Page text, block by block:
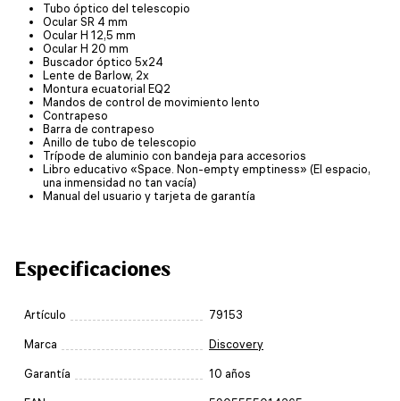
Tubo óptico del telescopio
Ocular SR 4 mm
Ocular H 12,5 mm
Ocular H 20 mm
Buscador óptico 5x24
Lente de Barlow, 2x
Montura ecuatorial EQ2
Mandos de control de movimiento lento
Contrapeso
Barra de contrapeso
Anillo de tubo de telescopio
Trípode de aluminio con bandeja para accesorios
Libro educativo «Space. Non-empty emptiness» (El espacio,
una inmensidad no tan vacía)
Manual del usuario y tarjeta de garantía
Especificaciones
Artículo 79153
Marca Discovery
Garantía 10 años